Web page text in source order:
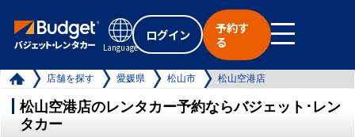
Language
ログイン
予約す
る
店舗を探す 愛媛県 松山市 松山空港店
松山空港店のレンタカー予約ならバジェット･レン
タカー